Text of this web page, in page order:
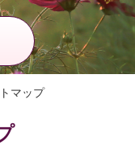
マップ